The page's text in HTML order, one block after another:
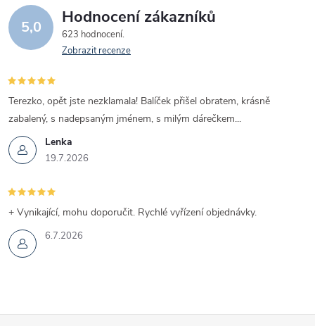
5,0 Hodnocení zákazníků
623 hodnocení
Zobrazit recenze
Lenka
19.7.2026
Terezko, opět jste nezklamala! Balíček přišel obratem, krásně
zabalený, s nadepsaným jménem, s milým dárečkem...
6.7.2026
+ Vynikající, mohu doporučit. Rychlé vyřízení objednávky.